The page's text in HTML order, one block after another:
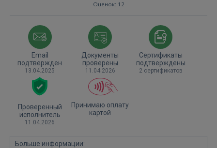
Оценок: 12
Email
подтвержден
13.04.2025
Документы
проверены
11.04.2026
Сертификаты
подтверждены
2 сертификатов
Проверенный
исполнитель
11.04.2026
Принимаю оплату
картой
Больше информации: